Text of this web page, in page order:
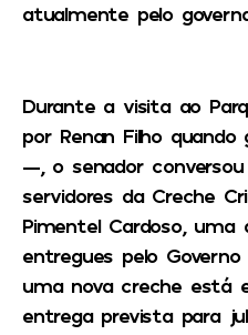
atualmente pelo
Durante a visita ao
por Renan Filho
—, o senador
servidores da Creche
Pimentel Cardoso, uma
entregues pelo Governo
uma nova creche está
entrega prevista para